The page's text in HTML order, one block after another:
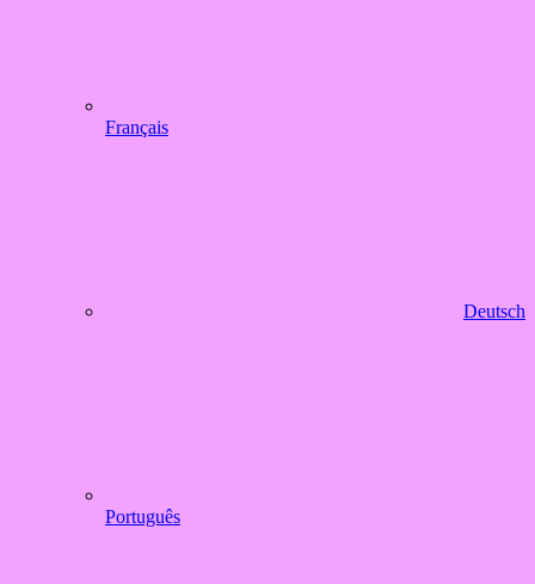
Français
Deutsch
Português